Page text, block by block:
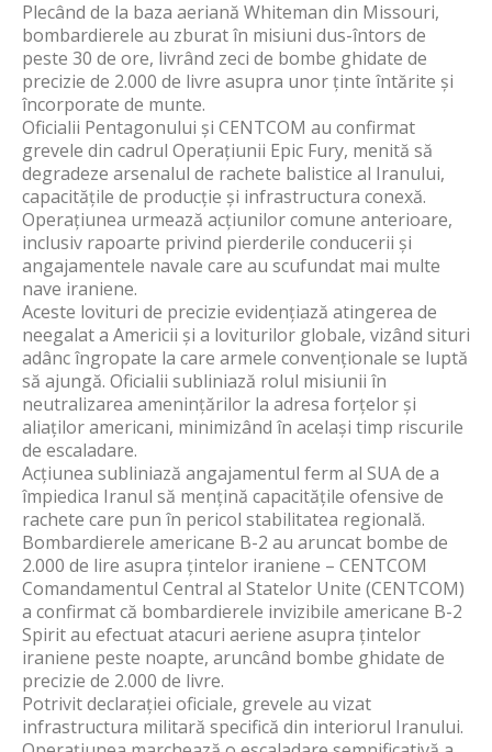
Plecând de la baza aeriană Whiteman din Missouri,
bombardierele au zburat în misiuni dus-întors de
peste 30 de ore, livrând zeci de bombe ghidate de
precizie de 2.000 de livre asupra unor ținte întărite și
încorporate de munte.
Oficialii Pentagonului și CENTCOM au confirmat
grevele din cadrul Operațiunii Epic Fury, menită să
degradeze arsenalul de rachete balistice al Iranului,
capacitățile de producție și infrastructura conexă.
Operațiunea urmează acțiunilor comune anterioare,
inclusiv rapoarte privind pierderile conducerii și
angajamentele navale care au scufundat mai multe
nave iraniene.
Aceste lovituri de precizie evidențiază atingerea de
neegalat a Americii și a loviturilor globale, vizând situri
adânc îngropate la care armele convenționale se luptă
să ajungă. Oficialii subliniază rolul misiunii în
neutralizarea amenințărilor la adresa forțelor și
aliaților americani, minimizând în același timp riscurile
de escaladare.
Acțiunea subliniază angajamentul ferm al SUA de a
împiedica Iranul să mențină capacitățile ofensive de
rachete care pun în pericol stabilitatea regională.
Bombardierele americane B-2 au aruncat bombe de
2.000 de lire asupra țintelor iraniene – CENTCOM
Comandamentul Central al Statelor Unite (CENTCOM)
a confirmat că bombardierele invizibile americane B-2
Spirit au efectuat atacuri aeriene asupra țintelor
iraniene peste noapte, aruncând bombe ghidate de
precizie de 2.000 de livre.
Potrivit declarației oficiale, grevele au vizat
infrastructura militară specifică din interiorul Iranului.